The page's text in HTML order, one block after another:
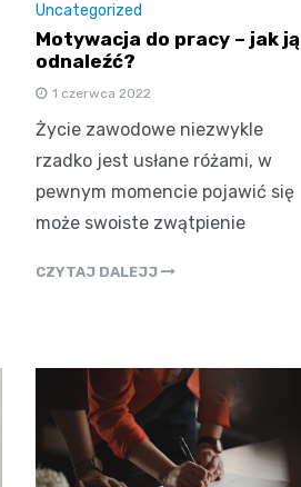
Uncategorized
Motywacja do pracy – jak ją
odnaleźć?
1 czerwca 2022
Życie zawodowe niezwykle
rzadko jest usłane różami, w
pewnym momencie pojawić się
może swoiste zwątpienie
CZYTAJ DALEJJ